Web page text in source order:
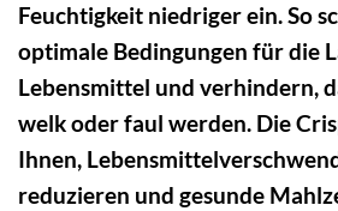
Feuchtigkeit niedriger ein. So
optimale Bedingungen für die
Lebensmittel und verhindern,
welk oder faul werden. Die
Ihnen,
reduzieren und gesunde